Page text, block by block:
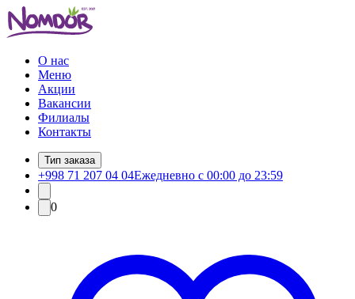
О нас
Меню
Акции
Вакансии
Филиалы
Контакты
Тип заказа
+998 71 207 04 04Ежедневно с 00:00 до 23:59
0